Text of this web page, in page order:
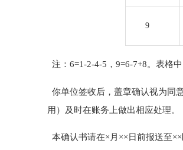
9
注： 6=1-2-4-5，9=6-7+8。表格中
你单位签收后， 盖章确认视为同
用）及时在账务上做出相应处理。
本确认书请在× 月 ×× 日前报送至